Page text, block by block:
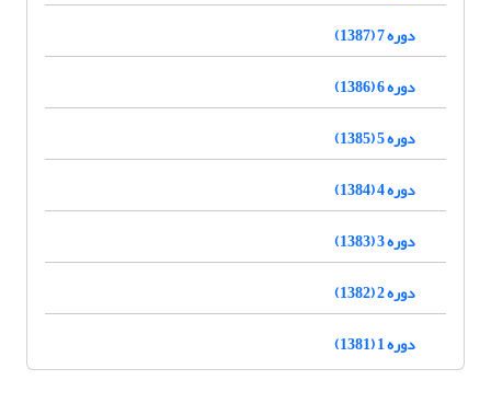
دوره 7 (1387)
دوره 6 (1386)
دوره 5 (1385)
دوره 4 (1384)
دوره 3 (1383)
دوره 2 (1382)
دوره 1 (1381)